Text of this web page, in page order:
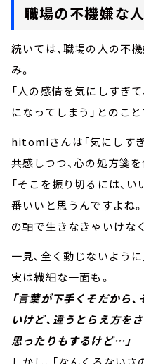
職場の不機嫌な
続いては、職場の人の不
み。
「人の感情を気にしすぎ
になってしまう」とのこと
hitomiさんは「気にしす
共感しつつ、心の処方箋を
「そこを振り切るには、
番いいと思うんですよね
の軸で生きなきゃいけな
一見、全く動じないよう
実は繊細な一面も。
「言葉が下手くそだから
いけど、違うとらえ方を
思ったりもするけど…」